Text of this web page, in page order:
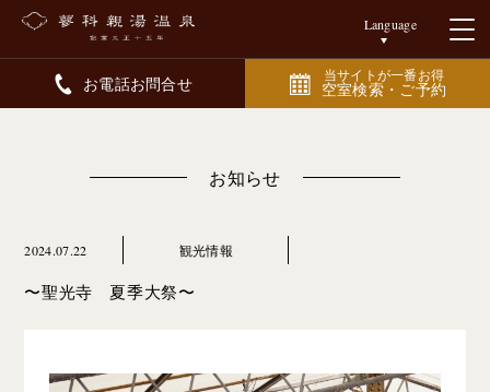
Language
お電話お問合せ 当サイトが一番お得
空室検索・ご予約
お知らせ
2024.07.22 観光情報
〜聖光寺 夏季大祭〜